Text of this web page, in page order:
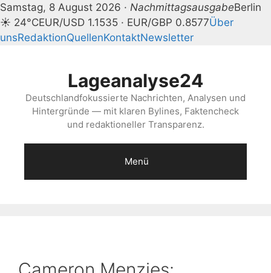
Samstag, 8 August 2026 · NachmittagsausgabeBerlin
☀ 24°CEUR/USD 1.1535 · EUR/GBP 0.8577Über
unsRedaktionQuellenKontaktNewsletter
Lageanalyse24
Deutschlandfokussierte Nachrichten, Analysen und
Hintergründe — mit klaren Bylines, Faktencheck
und redaktioneller Transparenz.
Menü